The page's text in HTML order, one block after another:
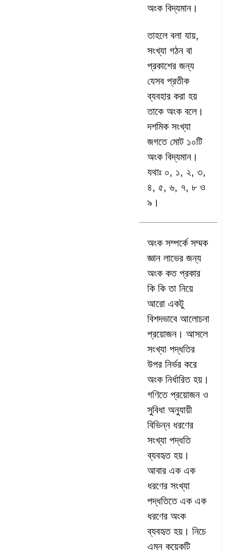
অংক বিদ্যমান।
তাহলে বলা যায়,
সংখ্যা গঠন বা
প্রকাশের জন্য
যেসব প্রতীক
ব্যবহার করা হয়
তাকে অংক বলে।
দশমিক সংখ্যা
জগতে মোট ১০টি
অংক বিদ্যমান।
যথাঃ ০, ১, ২, ৩,
৪, ৫, ৬, ৭, ৮ ও
৯।
অংক সম্পর্কে সম্মক
জ্ঞান লাভের জন্য
অংক কত প্রকার
কি কি তা নিয়ে
আরো একটু
বিশদভাবে আলোচনা
প্রয়োজন। আসলে
সংখ্যা পদ্ধতির
উপর নির্ভর করে
অংক নির্ধারিত হয়।
গণিতে প্রয়োজন ও
সুবিধা অনুযায়ী
বিভিন্ন ধরণের
সংখ্যা পদ্ধতি
ব্যবহৃত হয়।
আবার এক এক
ধরণের সংখ্যা
পদ্ধতিতে এক এক
ধরণের অংক
ব্যবহৃত হয়। নিচে
এমন কয়েকটি